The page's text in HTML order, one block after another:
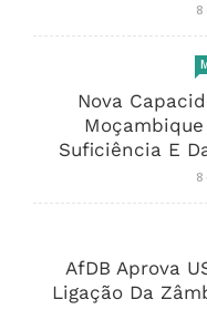
8
Nova
Suficiência E
8
AfDB Aprova
Ligação Da